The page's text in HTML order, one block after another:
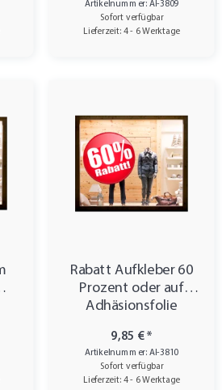
Artikelnummer: AI-3809
Sofort verfügbar
Lieferzeit: 4 - 6 Werktage
Rabatt Aufkleber 60
Prozent oder auf
Adhäsionsfolie
9,85 €*
Artikelnummer: AI-3810
Sofort verfügbar
Lieferzeit: 4 - 6 Werktage